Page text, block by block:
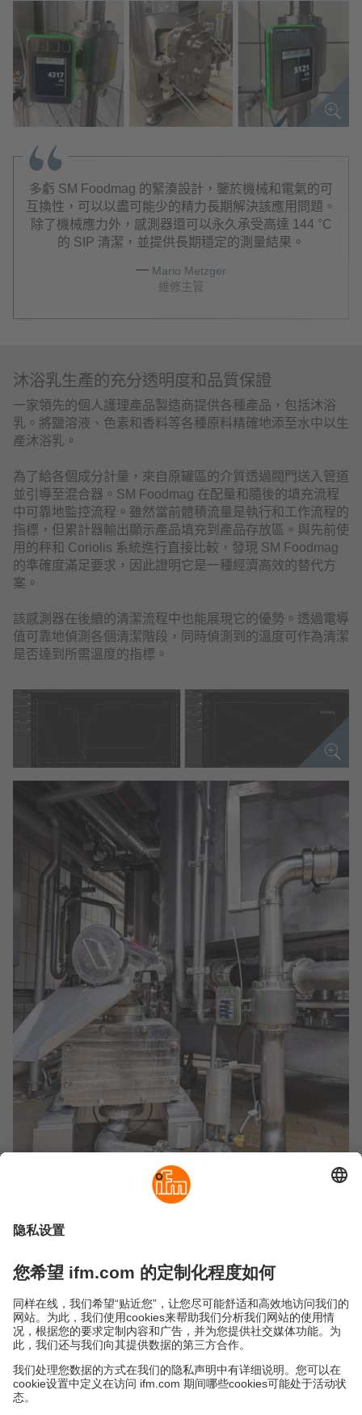
多虧 SM Foodmag 的緊湊設計，鑒於機械和電氣的可
互換性，可以以盡可能少的精力長期解決該應用問題。
除了機械應力外，感測器還可以永久承受高達 144 °C
的 SIP 清潔，並提供長期穩定的測量結果。
Mario Metzger
維修主管
沐浴乳生產的充分透明度和品質保證
一家領先的個人護理產品製造商提供各種產品，包括沐浴
乳。將鹽溶液、色素和香料等各種原料精確地添至水中以生
產沐浴乳。
為了給各個成分計量，來自原罐區的介質透過閥門送入管道
並引導至混合器。SM Foodmag 在配量和隨後的填充流程
中可靠地監控流程。雖然當前體積流量是執行和工作流程的
指標，但累計器輸出顯示產品填充到產品存放區。與先前使
用的秤和 Coriolis 系統進行直接比較，發現 SM Foodmag
的準確度滿足要求，因此證明它是一種經濟高效的替代方
案。
該感測器在後續的清潔流程中也能展現它的優勢。透過電導
值可靠地偵測各個清潔階段，同時偵測到的溫度可作為清潔
是否達到所需溫度的指標。
永續發展
條款與條件
隱私保護